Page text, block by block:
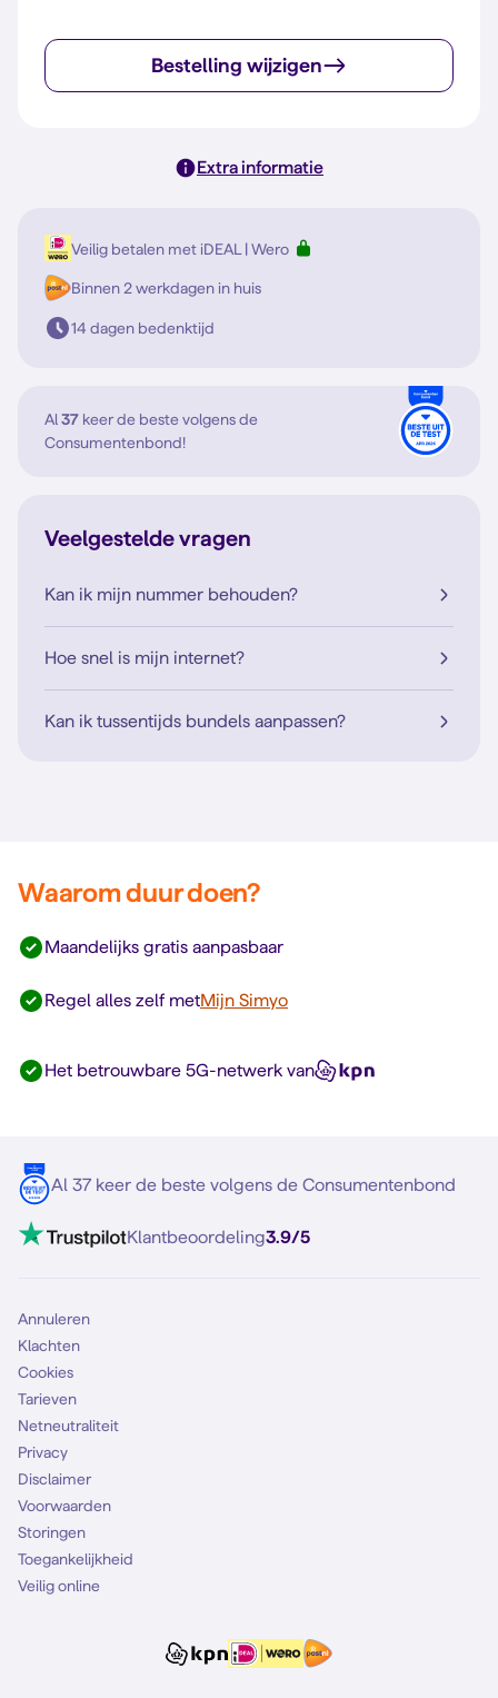
Bestelling wijzigen
Extra informatie
Veilig betalen met iDEAL | Wero
Binnen 2 werkdagen in huis
14 dagen bedenktijd
Al37 keer de beste volgens de
Consumentenbond!
Veelgestelde vragen
Kan ik mijn nummer behouden?
Hoe snel is mijn internet?
Kan ik tussentijds bundels aanpassen?
Waarom duur doen?
Maandelijks gratis aanpasbaar
Regel alles zelf metMijn Simyo
Het betrouwbare 5G-netwerk van
Al 37 keer de beste volgens de Consumentenbond
Klantbeoordeling3.9/5
Annuleren
Klachten
Cookies
Tarieven
Netneutraliteit
Privacy
Disclaimer
Voorwaarden
Storingen
Toegankelijkheid
Veilig online